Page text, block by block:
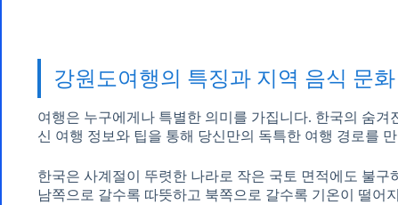
강원도여행의 특징과 지역 음식 문화
여행은 누구에게나 특별한 의미를 가집니다. 한국의 숨
신 여행 정보와 팁을 통해 당신만의 독특한 여행 경로를
한국은 사계절이 뚜렷한 나라로 작은 국토 면적에도 불
남쪽으로 갈수록 따뜻하고 북쪽으로 갈수록 기온이 떨어